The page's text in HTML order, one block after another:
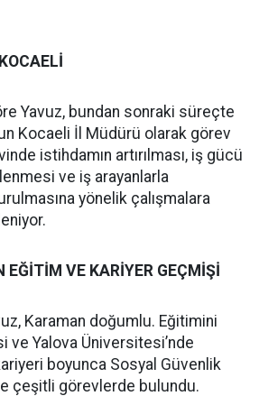
Yavuz, bundan sonraki süreçte
Kocaeli İl Müdürü olarak görev
istihdamın artırılması, iş gücü
ve iş arayanlarla
yönelik çalışmalara
EĞİTİM VE KARİYER GEÇMİŞİ
Karaman doğumlu. Eğitimini
ve Yalova Üniversitesi’nde
boyunca Sosyal Güvenlik
çeşitli görevlerde bulundu.